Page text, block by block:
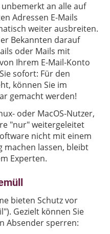
an alle auf
Adressen E-Mails
weiter ausbreiten.
Bekannten darauf
oder Mails mit
Ihrem E-Mail-Konto
sofort: Für den
können Sie im
gemacht werden!
oder MacOS-Nutzer,
"nur" weitergeleitet
nicht mit einem
lassen, bleibt
Experten.
bieten Schutz vor
Gezielt können Sie
Absender sperren: